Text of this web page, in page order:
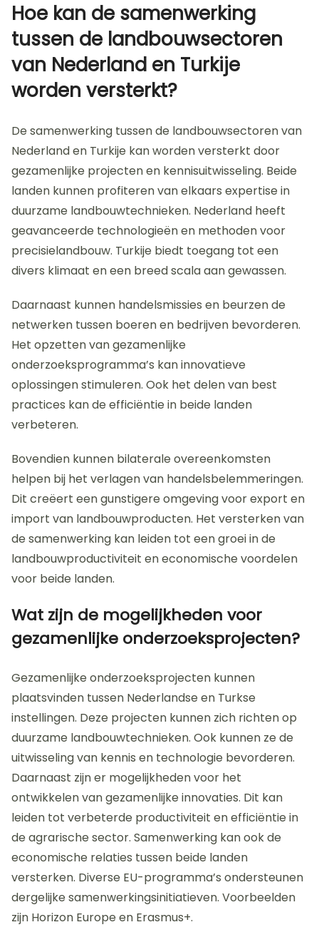
Hoe kan de samenwerking
tussen de landbouwsectoren
van Nederland en Turkije
worden versterkt?
De samenwerking tussen de landbouwsectoren van
Nederland en Turkije kan worden versterkt door
gezamenlijke projecten en kennisuitwisseling. Beide
landen kunnen profiteren van elkaars expertise in
duurzame landbouwtechnieken. Nederland heeft
geavanceerde technologieën en methoden voor
precisielandbouw. Turkije biedt toegang tot een
divers klimaat en een breed scala aan gewassen.
Daarnaast kunnen handelsmissies en beurzen de
netwerken tussen boeren en bedrijven bevorderen.
Het opzetten van gezamenlijke
onderzoeksprogramma’s kan innovatieve
oplossingen stimuleren. Ook het delen van best
practices kan de efficiëntie in beide landen
verbeteren.
Bovendien kunnen bilaterale overeenkomsten
helpen bij het verlagen van handelsbelemmeringen.
Dit creëert een gunstigere omgeving voor export en
import van landbouwproducten. Het versterken van
de samenwerking kan leiden tot een groei in de
landbouwproductiviteit en economische voordelen
voor beide landen.
Wat zijn de mogelijkheden voor
gezamenlijke onderzoeksprojecten?
Gezamenlijke onderzoeksprojecten kunnen
plaatsvinden tussen Nederlandse en Turkse
instellingen. Deze projecten kunnen zich richten op
duurzame landbouwtechnieken. Ook kunnen ze de
uitwisseling van kennis en technologie bevorderen.
Daarnaast zijn er mogelijkheden voor het
ontwikkelen van gezamenlijke innovaties. Dit kan
leiden tot verbeterde productiviteit en efficiëntie in
de agrarische sector. Samenwerking kan ook de
economische relaties tussen beide landen
versterken. Diverse EU-programma’s ondersteunen
dergelijke samenwerkingsinitiatieven. Voorbeelden
zijn Horizon Europe en Erasmus+.